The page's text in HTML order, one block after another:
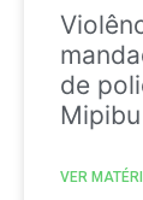
de
VER